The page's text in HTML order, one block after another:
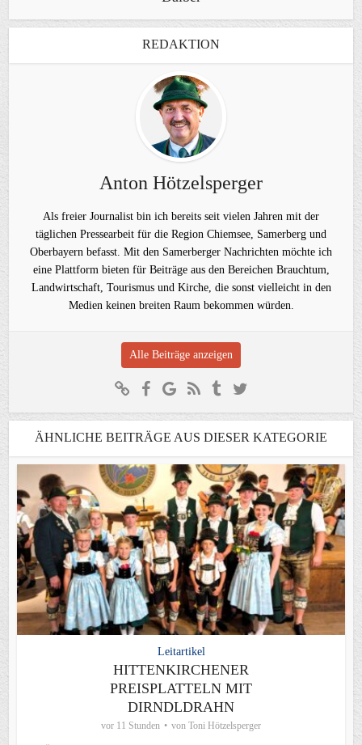
REDAKTION
Anton Hötzelsperger
Als freier Journalist bin ich bereits seit vielen Jahren mit der
täglichen Pressearbeit für die Region Chiemsee, Samerberg und
Oberbayern befasst. Mit den Samerberger Nachrichten möchte ich
eine Plattform bieten für Beiträge aus den Bereichen Brauchtum,
Landwirtschaft, Tourismus und Kirche, die sonst vielleicht in den
Medien keinen breiten Raum bekommen würden.
Alle Beiträge anzeigen
ÄHNLICHE BEITRÄGE AUS DIESER KATEGORIE
Leitartikel
HITTENKIRCHENER
PREISPLATTELN MIT
DIRNDLDRAHN
vor 11 Stunden von Toni Hötzelsperger